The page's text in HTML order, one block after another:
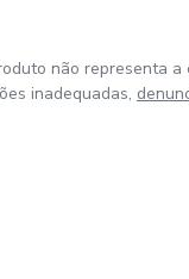
não representa a
inadequadas,